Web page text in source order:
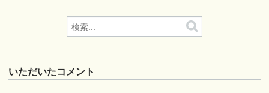
いただいたコメント